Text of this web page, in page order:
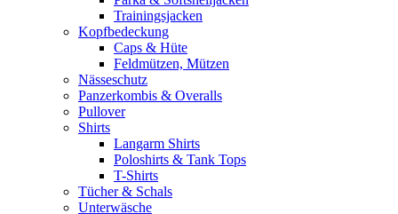
Trainingsjacken
Kopfbedeckung
Caps & Hüte
Feldmützen, Mützen
Nässeschutz
Panzerkombis & Overalls
Pullover
Shirts
Langarm Shirts
Poloshirts & Tank Tops
T-Shirts
Tücher & Schals
Unterwäsche